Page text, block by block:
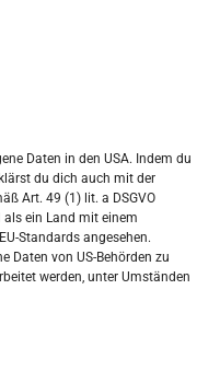
Daten in den USA. Indem du
du dich auch mit der
Art. 49 (1) lit. a DSGVO
als ein Land mit einem
Standards angesehen.
Daten von US-Behörden zu
werden, unter Umständen
2022
F S
4 5
11 12 13